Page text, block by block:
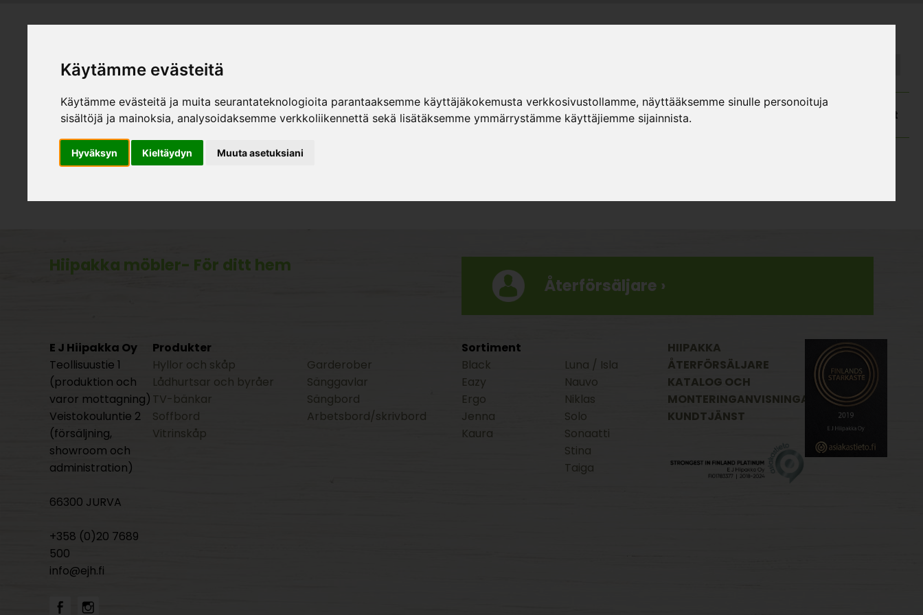
Käytämme evästeitä
Käytämme evästeitä ja muita seurantateknologioita parantaaksemme käyttäjäkokemusta verkkosivustollamme, näyttääksemme sinulle personoituja
sisältöjä ja mainoksia, analysoidaksemme verkkoliikennettä sekä lisätäksemme ymmärrystämme käyttäjiemme sijainnista.
Hyväksyn Kieltäydyn Muuta asetuksiani
Produkter Sortiment Hiipakka Återförsäljare Katalog och monteringsanvisningar Kundtjänst
Tillbehör
Hiipakka möbler- För ditt hem
Återförsäljare ›
E J Hiipakka Oy
Teollisuustie 1
(produktion och
varor mottagning)
Veistokouluntie 2
(försäljning,
showroom och
administration)
66300 JURVA
+358 (0)20 7689
500
info@ejh.fi
Produkter
Hyllor och skåp
Lådhurtsar och byråer
TV-bänkar
Soffbord
Vitrinskåp
Garderober
Sänggavlar
Sängbord
Arbetsbord/skrivbord
Sortiment
Black
Eazy
Ergo
Jenna
Kaura
Luna / Isla
Nauvo
Niklas
Solo
Sonaatti
Stina
Taiga
HIIPAKKA
ÅTERFÖRSÄLJARE
KATALOG OCH
MONTERINGANVISNINGAR
KUNDTJÄNST